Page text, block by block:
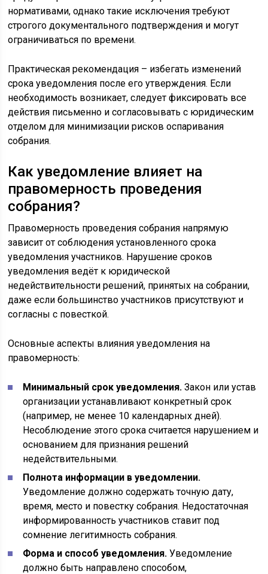
нормативами, однако такие исключения требуют
строгого документального подтверждения и могут
ограничиваться по времени.
Практическая рекомендация – избегать изменений
срока уведомления после его утверждения. Если
необходимость возникает, следует фиксировать все
действия письменно и согласовывать с юридическим
отделом для минимизации рисков оспаривания
собрания.
Как уведомление влияет на
правомерность проведения
собрания?
Правомерность проведения собрания напрямую
зависит от соблюдения установленного срока
уведомления участников. Нарушение сроков
уведомления ведёт к юридической
недействительности решений, принятых на собрании,
даже если большинство участников присутствуют и
согласны с повесткой.
Основные аспекты влияния уведомления на
правомерность:
Минимальный срок уведомления. Закон или устав
организации устанавливают конкретный срок
(например, не менее 10 календарных дней).
Несоблюдение этого срока считается нарушением и
основанием для признания решений
недействительными.
Полнота информации в уведомлении.
Уведомление должно содержать точную дату,
время, место и повестку собрания. Недостаточная
информированность участников ставит под
сомнение легитимность собрания.
Форма и способ уведомления. Уведомление
должно быть направлено способом,